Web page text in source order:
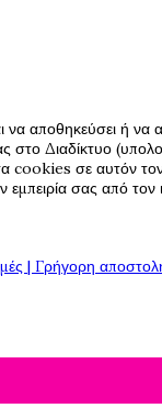
να αποθηκεύσει ή
Διαδίκτυο
cookies σε αυτόν
σας από
| Γρήγορη